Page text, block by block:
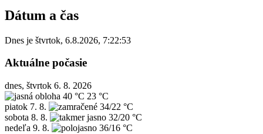
Dátum a čas
Dnes je štvrtok, 6.8.2026, 7:22:53
Aktuálne počasie
dnes, štvrtok 6. 8. 2026
40 °C 23 °C
piatok 7. 8.
34/22 °C
sobota 8. 8.
32/20 °C
nedeľa 9. 8. 36/16 °C